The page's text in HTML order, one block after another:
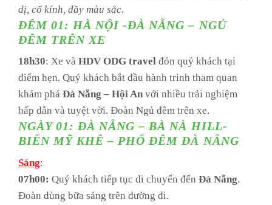
dị, cổ kính, đầy màu sắc.
ĐÊM 01: HÀ NỘI -ĐÀ NẴNG – NGỦ
ĐÊM TRÊN XE
18h30: Xe và HDV ODG travel đón quý khách tại
điểm hẹn. Quý khách bắt đầu hành trình tham quan
khám phá Đà Nẵng – Hội An với nhiều trải nghiệm
hấp dẫn và tuyệt vời. Đoàn Ngủ đêm trên xe.
NGÀY 01: ĐÀ NẴNG – BÀ NÀ HILL-
BIỂN MỸ KHÊ – PHỐ ĐÊM ĐÀ NẴNG
Sáng:
07h00: Quý khách tiếp tục di chuyển đến Đà Nẵng.
Đoàn dùng bữa sáng trên đường đi.